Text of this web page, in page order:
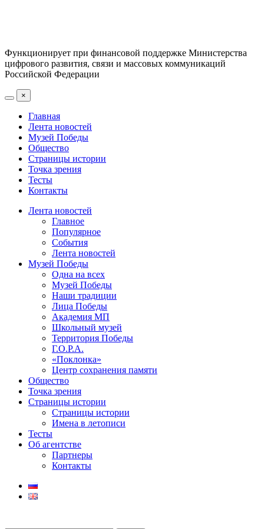
Функционирует при финансовой поддержке Министерства
цифрового развития, связи и массовых коммуникаций
Российской Федерации
×
Главная
Лента новостей
Музей Победы
Общество
Страницы истории
Точка зрения
Тесты
Контакты
Лента новостей
Главное
Популярное
События
Лента новостей
Музей Победы
Одна на всех
Музей Победы
Наши традиции
Лица Победы
Академия МП
Школьный музей
Территория Победы
Г.О.Р.А.
«Поклонка»
Центр сохранения памяти
Общество
Точка зрения
Страницы истории
Страницы истории
Имена в летописи
Тесты
Об агентстве
Партнеры
Контакты